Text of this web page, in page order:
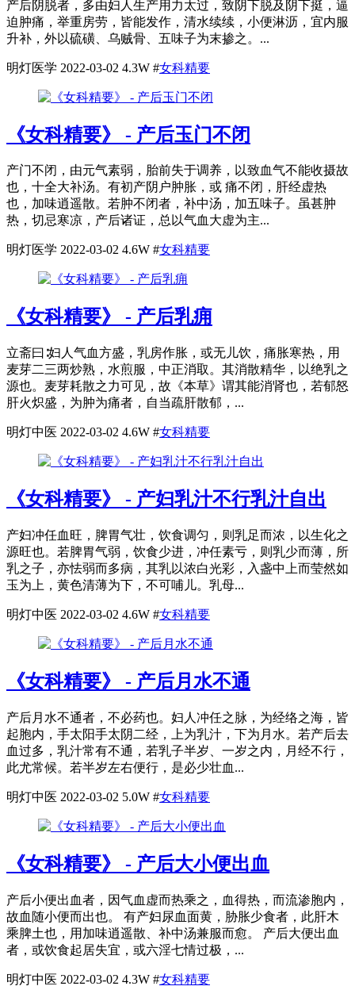
产后阴脱者，多由妇人生产用力太过，致阴下脱及阴下挺，逼
迫肿痛，举重房劳，皆能发作，清水续续，小便淋沥，宜内服
升补，外以硫磺、乌贼骨、五味子为末掺之。...
明灯医学 2022-03-02 4.3W #女科精要
《女科精要》 - 产后玉门不闭
产门不闭，由元气素弱，胎前失于调养，以致血气不能收摄故
也，十全大补汤。有初产阴户肿胀，或 痛不闭，肝经虚热
也，加味逍遥散。若肿不闭者，补中汤，加五味子。虽甚肿
热，切忌寒凉，产后诸证，总以气血大虚为主...
明灯医学 2022-03-02 4.6W #女科精要
《女科精要》 - 产后乳痈
立斋曰∶妇人气血方盛，乳房作胀，或无儿饮，痛胀寒热，用
麦芽二三两炒熟，水煎服，中正消取。其消散精华，以绝乳之
源也。麦芽耗散之力可见，故《本草》谓其能消肾也，若郁怒
肝火炽盛，为肿为痛者，自当疏肝散郁，...
明灯中医 2022-03-02 4.6W #女科精要
《女科精要》 - 产妇乳汁不行乳汁自出
产妇冲任血旺，脾胃气壮，饮食调匀，则乳足而浓，以生化之
源旺也。若脾胃气弱，饮食少进，冲任素亏，则乳少而薄，所
乳之子，亦怯弱而多病，其乳以浓白光彩，入盏中上而莹然如
玉为上，黄色清薄为下，不可哺儿。乳母...
明灯中医 2022-03-02 4.6W #女科精要
《女科精要》 - 产后月水不通
产后月水不通者，不必药也。妇人冲任之脉，为经络之海，皆
起胞内，手太阳手太阴二经，上为乳汁，下为月水。若产后去
血过多，乳汁常有不通，若乳子半岁、一岁之内，月经不行，
此尤常候。若半岁左右便行，是必少壮血...
明灯中医 2022-03-02 5.0W #女科精要
《女科精要》 - 产后大小便出血
产后小便出血者，因气血虚而热乘之，血得热，而流渗胞内，
故血随小便而出也。 有产妇尿血面黄，胁胀少食者，此肝木
乘脾土也，用加味逍遥散、补中汤兼服而愈。 产后大便出血
者，或饮食起居失宜，或六淫七情过极，...
明灯中医 2022-03-02 4.3W #女科精要